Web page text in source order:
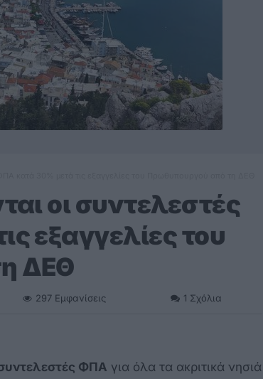
οι συντελεστές
εξαγγελίες του
ΔΕΘ
297 Εμφανίσεις 1 Σχόλια
ΦΠΑ για όλα τα ακριτικά νησιά